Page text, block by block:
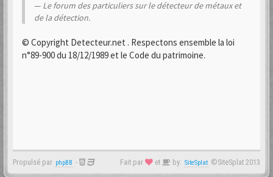
Le forum des particuliers sur le détecteur de métaux et
de la détection.
© Copyright Detecteur.net . Respectons ensemble la loi
n°89-900 du 18/12/1989 et le Code du patrimoine.
Propulsé par phpBB - Fait par et by: SiteSplat ©SiteSplat 2013